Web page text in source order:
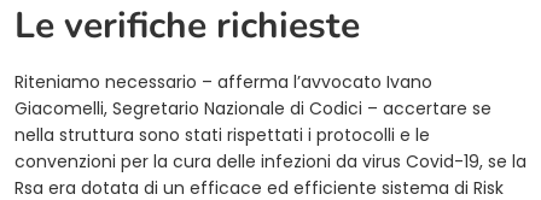
Le verifiche richieste
Riteniamo necessario – afferma l’avvocato Ivano
Giacomelli, Segretario Nazionale di Codici – accertare se
nella struttura sono stati rispettati i protocolli e le
convenzioni per la cura delle infezioni da virus Covid-19, se la
Rsa era dotata di un efficace ed efficiente sistema di Risk